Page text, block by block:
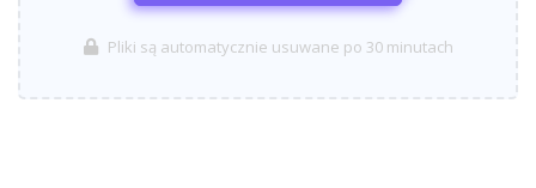
Pliki są automatycznie usuwane po 30 minutach